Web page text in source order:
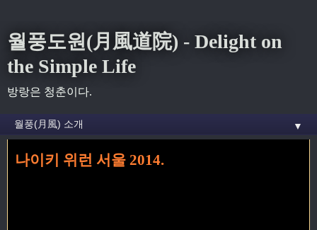
월풍도원(月風道院) - Delight on
the Simple Life
방랑은 청춘이다.
▼
홈» 2014 꼬리가 달린 글
나이키 위런 서울 2014.